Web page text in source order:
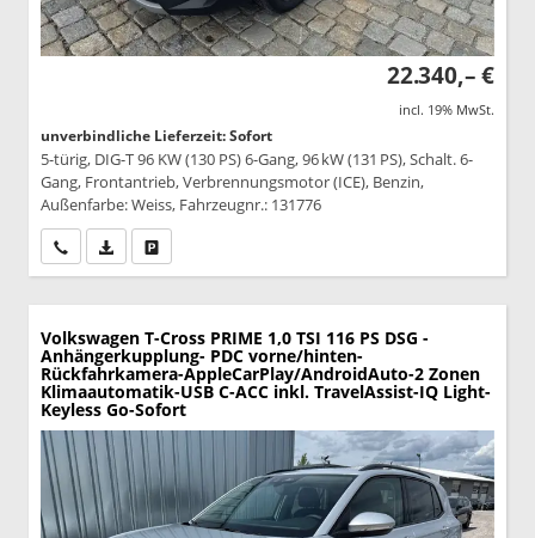
22.340,– €
incl. 19% MwSt.
unverbindliche Lieferzeit: Sofort
5-türig, DIG-T 96 KW (130 PS) 6-Gang, 96 kW (131 PS), Schalt. 6-
Gang, Frontantrieb, Verbrennungsmotor (ICE), Benzin,
Außenfarbe: Weiss, Fahrzeugnr.: 131776
Wir rufen Sie anPDF-Datei, Fahrzeugexposé drucken
Volkswagen T-Cross PRIME 1,0 TSI 116 PS DSG -
Anhängerkupplung- PDC vorne/hinten-
Rückfahrkamera-AppleCarPlay/AndroidAuto-2 Zonen
Klimaautomatik-USB C-ACC inkl. TravelAssist-IQ Light-
Keyless Go-Sofort